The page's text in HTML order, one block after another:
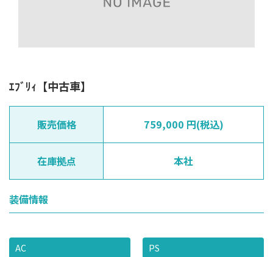
ｴﾌﾞﾘｨ【中古車】
販売価格 759,000 円(税込)
在庫拠点 本社
装備情報
AC
PS